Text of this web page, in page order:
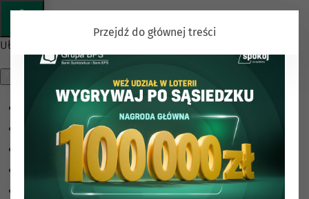
Ułatwienia dostępu
Monochromatyczny
Ciemny kontrast
Jasny kontrast
Niskie nasycenie
Przejdź do głównej treści